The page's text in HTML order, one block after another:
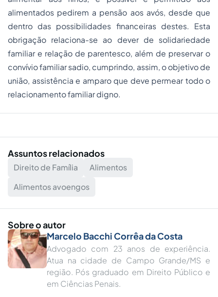
alimentados pedirem a pensão aos avós, desde que
dentro das possibilidades financeiras destes. Esta
obrigação relaciona-se ao dever de solidariedade
familiar e relação de parentesco, além de preservar o
convívio familiar sadio, cumprindo, assim, o objetivo de
união, assistência e amparo que deve permear todo o
relacionamento familiar digno.
Assuntos relacionados
Direito de Família
Alimentos
Alimentos avoengos
Sobre o autor
Marcelo Bacchi Corrêa da Costa
Advogado com 23 anos de experiência.
Atua na cidade de Campo Grande/MS e
região. Pós graduado em Direito Público e
em Ciências Penais.